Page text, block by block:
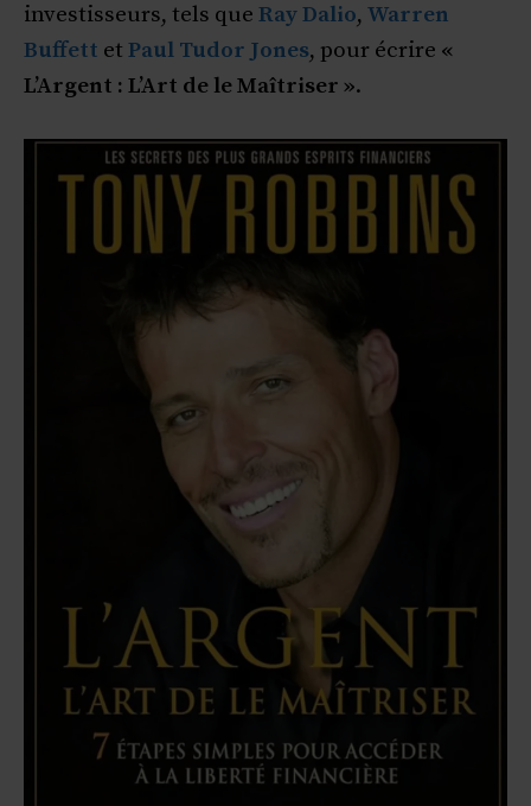
investisseurs, tels que Ray Dalio, Warren
Buffett et Paul Tudor Jones, pour écrire «
L’Argent : L’Art de le Maîtriser ».